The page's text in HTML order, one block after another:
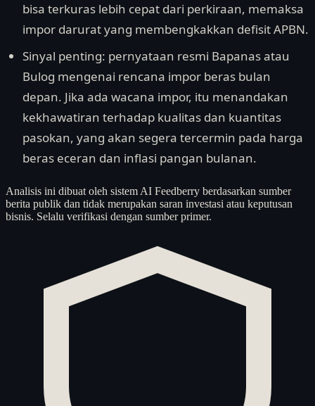
bisa terkuras lebih cepat dari perkiraan, memaksa
impor darurat yang membengkakkan defisit APBN.
Sinyal penting: pernyataan resmi Bapanas atau
Bulog mengenai rencana impor beras bulan
depan. Jika ada wacana impor, itu menandakan
kekhawatiran terhadap kualitas dan kuantitas
pasokan, yang akan segera tercermin pada harga
beras eceran dan inflasi pangan bulanan.
Analisis ini dibuat oleh sistem AI Feedberry berdasarkan sumber
berita publik dan tidak merupakan saran investasi atau keputusan
bisnis. Selalu verifikasi dengan sumber primer.